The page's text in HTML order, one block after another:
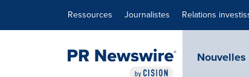
Ressources Journalistes Relations
Nouvelles